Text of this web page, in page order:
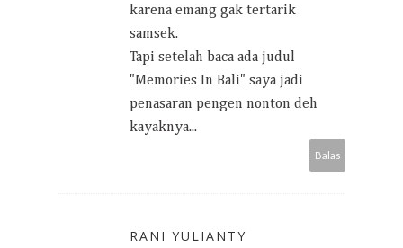
karena emang gak tertarik
samsek.
Tapi setelah baca ada judul
"Memories In Bali" saya jadi
penasaran pengen nonton deh
kayaknya...
Balas
RANI YULIANTY